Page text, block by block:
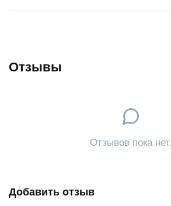
Отзывы
Отзывов пока нет.
Добавить отзыв